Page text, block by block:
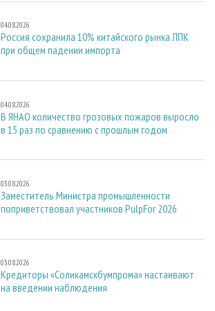
04.08.2026
Россия сохранила 10% китайского рынка ЛПК
при общем падении импорта
04.08.2026
В ЯНАО количество грозовых пожаров выросло
в 15 раз по сравнению с прошлым годом
03.08.2026
Заместитель Министра промышленности
поприветствовал участников PulpFor 2026
03.08.2026
Кредиторы «Соликамскбумпрома» настаивают
на введении наблюдения